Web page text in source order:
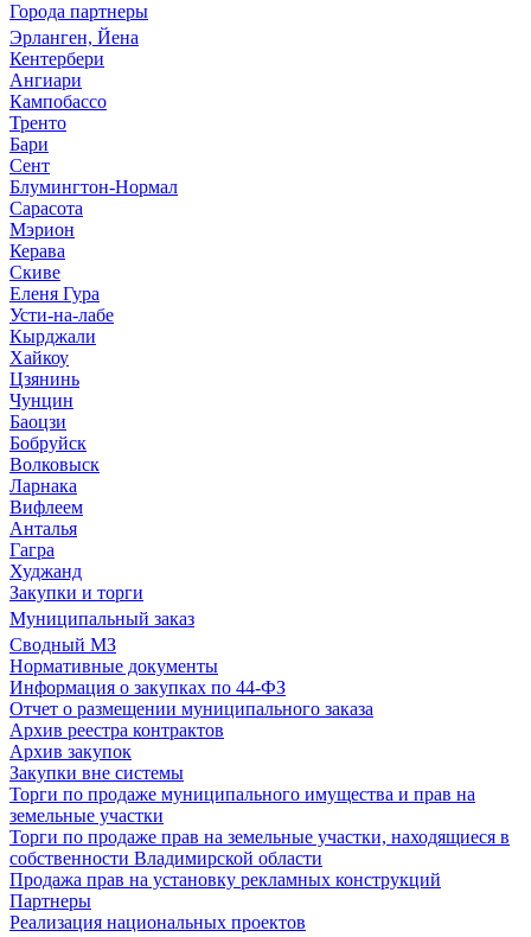
Города партнеры
Эрланген, Йена
Кентербери
Ангиари
Кампобассо
Тренто
Бари
Сент
Блумингтон-Нормал
Сарасота
Мэрион
Керава
Скиве
Еленя Гура
Усти-на-лабе
Кырджали
Хайкоу
Цзянинь
Чунцин
Баоцзи
Бобруйск
Волковыск
Ларнака
Вифлеем
Анталья
Гагра
Худжанд
Закупки и торги
Муниципальный заказ
Сводный МЗ
Нормативные документы
Информация о закупках по 44-ФЗ
Отчет о размещении муниципального заказа
Архив реестра контрактов
Архив закупок
Закупки вне системы
Торги по продаже муниципального имущества и прав на
земельные участки
Торги по продаже прав на земельные участки, находящиеся в
собственности Владимирской области
Продажа прав на установку рекламных конструкций
Партнеры
Реализация национальных проектов